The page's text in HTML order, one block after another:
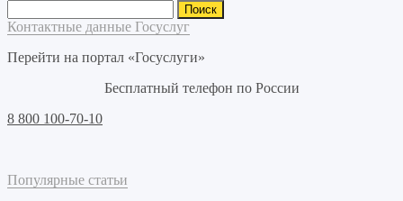
Контактные данные Госуслуг
Перейти на портал «Госуслуги»
Бесплатный телефон по России
8 800 100-70-10
Популярные статьи